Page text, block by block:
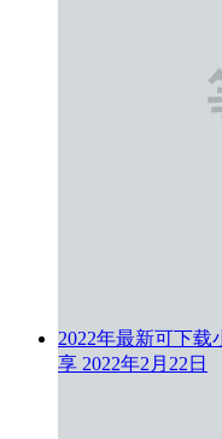
2022年最新可下
享 2022年2月22日